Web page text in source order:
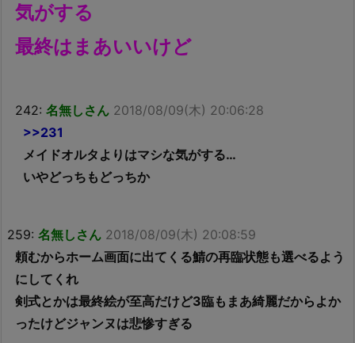
気がする
最終はまあいいけど
242: 名無しさん 2018/08/09(木) 20:06:28
>>231
メイドオルタよりはマシな気がする…
いやどっちもどっちか
259: 名無しさん 2018/08/09(木) 20:08:59
頼むからホーム画面に出てくる鯖の再臨状態も選べるよう
にしてくれ
剣式とかは最終絵が至高だけど3臨もまあ綺麗だからよか
ったけどジャンヌは悲惨すぎる